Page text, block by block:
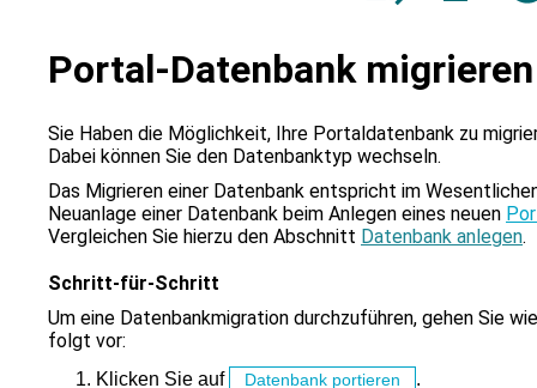
unten,
verfügbare
auszuwählen.
Drücke
Eingabetaste,
um
zum
zu
gelangen.
von
Portal-Datenbank migrieren
Sie Haben die Möglichkeit, Ihre Portaldatenbank zu
Dabei können Sie den Datenbanktyp wechseln.
Das Migrieren einer Datenbank entspricht im
Neuanlage einer Datenbank beim Anlegen eines neuen
Vergleichen Sie hierzu den Abschnitt Datenbank anlegen.
Schritt-für-Schritt
Um eine Datenbankmigration durchzuführen, gehen Sie wie
folgt vor:
Klicken Sie auf Datenbank portieren
.